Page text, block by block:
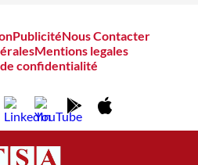
PublicitéNous Contacter
Mentions legales
confidentialité